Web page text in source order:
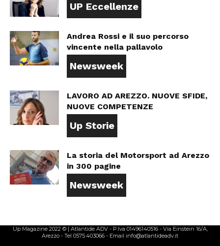
UP Eccellenze
Andrea Rossi e il suo percorso
vincente nella pallavolo
Newsweek
LAVORO AD AREZZO. NUOVE SFIDE,
NUOVE COMPETENZE
Up Storie
La storia del Motorsport ad Arezzo
in 300 pagine
Newsweek
Up Magazine 2022 © | Atlantide ADV - P.Iva 01496140516 - Via Einstein 16/A,
Arezzo - Tel 0575.403066 - Email info@atlantideadv.it